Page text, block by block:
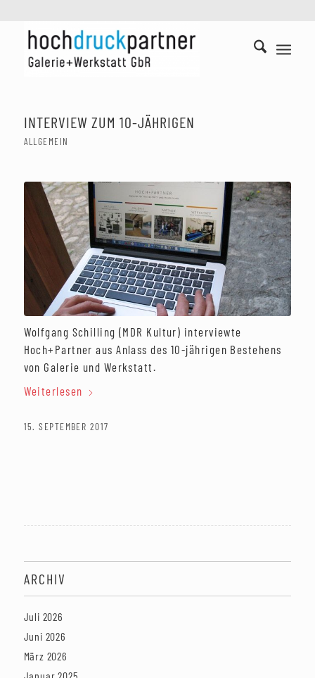
INTERVIEW ZUM 10-JÄHRIGEN
ALLGEMEIN
Wolfgang Schilling (MDR Kultur) interviewte
Hoch+Partner aus Anlass des 10-jährigen Bestehens
von Galerie und Werkstatt.
Weiterlesen
15. SEPTEMBER 2017
ARCHIV
Juli 2026
Juni 2026
März 2026